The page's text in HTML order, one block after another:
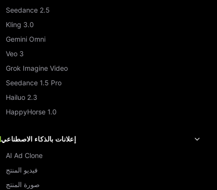
Seedance 2.5
Kling 3.0
Gemini Omni
Veo 3
Grok Imagine Video
Seedance 1.5 Pro
Hailuo 2.3
HappyHorse 1.0
إعلانات بالذكاء الاصطناعي
AI Ad Clone
فيديو المنتج
صورة المنتج